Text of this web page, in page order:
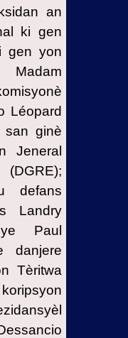
an
ki gen
gen yon
Madam
Léopard
san ginè
Jeneral
defans
Landry
Paul
danjere
Tèritwa